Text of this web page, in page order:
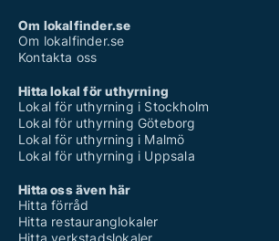
Om lokalfinder.se
Om lokalfinder.se
Kontakta oss
Hitta lokal för uthyrning
Lokal för uthyrning i Stockholm
Lokal för uthyrning Göteborg
Lokal för uthyrning i Malmö
Lokal för uthyrning i Uppsala
Hitta oss även här
Hitta förråd
Hitta restauranglokaler
Hitta verkstadslokaler